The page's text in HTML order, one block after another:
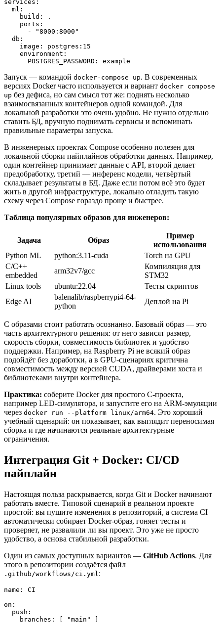
services:
  ml:
    build: .
    ports:
      - "8000:8000"
  db:
    image: postgres:15
    environment:
      POSTGRES_PASSWORD: example
Запуск — командой docker-compose up. В современных
версиях Docker часто используется и вариант docker compose
up без дефиса, но сам смысл тот же: поднять несколько
взаимосвязанных контейнеров одной командой. Для
локальной разработки это очень удобно. Не нужно отдельно
ставить БД, вручную поднимать сервисы и вспоминать
правильные параметры запуска.
В инженерных проектах Compose особенно полезен для
локальной сборки пайплайнов обработки данных. Например,
один контейнер принимает данные с API, второй делает
предобработку, третий — инференс модели, четвёртый
складывает результаты в БД. Даже если потом всё это будет
жить в другой инфраструктуре, локально отладить такую
схему через Compose гораздо проще и быстрее.
Таблица популярных образов для инженеров:
Задача Образ
Пример
использования
Python ML
python:3.11-cuda
Torch на GPU
C/C++
embedded
arm32v7/gcc
Компиляция для
STM32
Linux tools
ubuntu:22.04
Тесты скриптов
Edge AI
balenalib/raspberrypi4-64-
python
Деплой на Pi
С образами стоит работать осознанно. Базовый образ — это
часть архитектурного решения: от него зависят размер,
скорость сборки, совместимость библиотек и удобство
поддержки. Например, на Raspberry Pi не всякий образ
подойдёт без доработки, а в GPU-сценариях критична
совместимость между версией CUDA, драйверами хоста и
библиотеками внутри контейнера.
Практика: соберите Docker для простого C-проекта,
например LED-симулятора, и запустите его на ARM-эмуляции
через docker run --platform linux/arm64. Это хороший
учебный сценарий: он показывает, как выглядит переносимая
сборка и где начинаются реальные архитектурные
ограничения.
Интеграция Git + Docker: CI/CD
пайплайн
Настоящая польза раскрывается, когда Git и Docker начинают
работать вместе. Типовой сценарий в реальном проекте
простой: вы пушите изменения в репозиторий, а система CI
автоматически собирает Docker-образ, гоняет тесты и
проверяет, не развалили ли вы проект. Это уже не просто
удобство, а основа стабильной разработки.
Один из самых доступных вариантов — GitHub Actions. Для
этого в репозитории создаётся файл
.github/workflows/ci.yml:
name: CI
on:
  push:
    branches: [ "main" ]